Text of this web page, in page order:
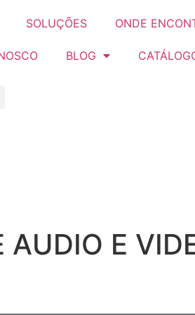
SOLUÇÕES ONDE
BLOG
AUDIO E